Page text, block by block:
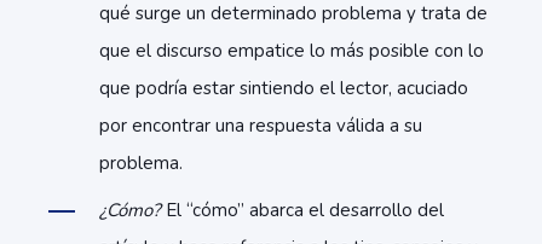
qué surge un determinado problema y trata de
que el discurso empatice lo más posible con lo
que podría estar sintiendo el lector, acuciado
por encontrar una respuesta válida a su
problema.
¿Cómo?El “cómo” abarca el desarrollo del